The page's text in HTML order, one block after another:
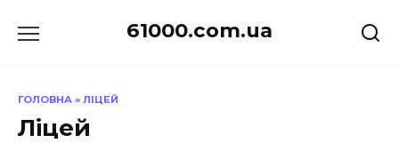
до
61000.com.ua
ГОЛОВНА » ЛІЦЕЙ
Ліцей